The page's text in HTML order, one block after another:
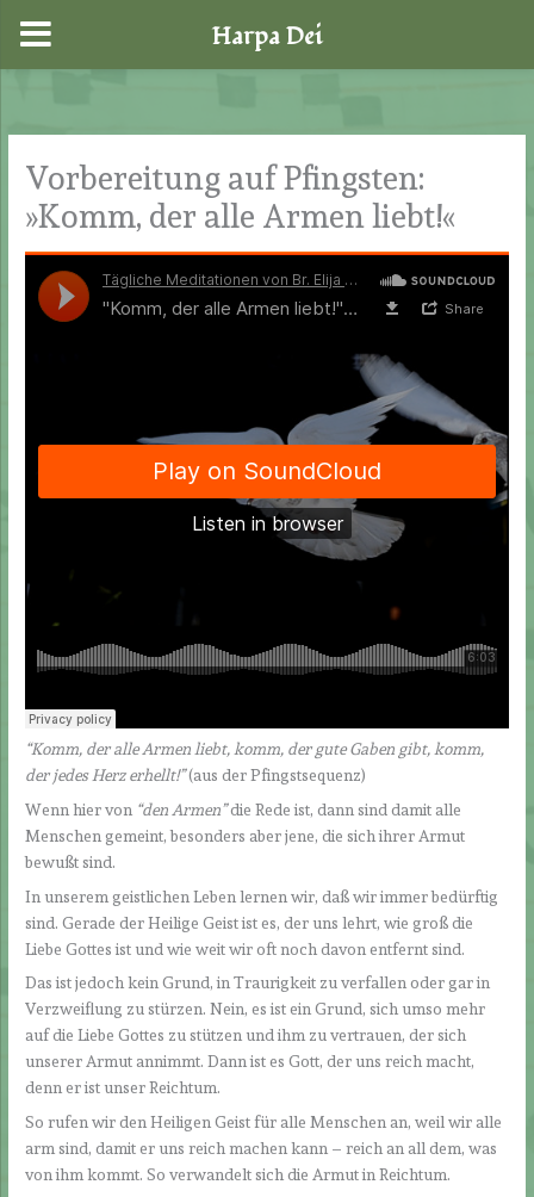
springen
Vorbereitung auf Pfingsten:
»Komm, der alle Armen liebt!«
“Komm, der alle Armen liebt, komm, der gute Gaben gibt, komm,
der jedes Herz erhellt!”(aus der Pfingstsequenz)
Wenn hier von “den Armen”die Rede ist, dann sind damit alle
Menschen gemeint, besonders aber jene, die sich ihrer Armut
bewußt sind.
In unserem geistlichen Leben lernen wir, daß wir immer bedürftig
sind. Gerade der Heilige Geist ist es, der uns lehrt, wie groß die
Liebe Gottes ist und wie weit wir oft noch davon entfernt sind.
Das ist jedoch kein Grund, in Traurigkeit zu verfallen oder gar in
Verzweiflung zu stürzen. Nein, es ist ein Grund, sich umso mehr
auf die Liebe Gottes zu stützen und ihm zu vertrauen, der sich
unserer Armut annimmt. Dann ist es Gott, der uns reich macht,
denn er ist unser Reichtum.
So rufen wir den Heiligen Geist für alle Menschen an, weil wir alle
arm sind, damit er uns reich machen kann – reich an all dem, was
von ihm kommt. So verwandelt sich die Armut in Reichtum.
Harpa Dei